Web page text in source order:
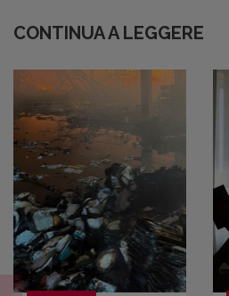
CONTINUA A LEGGERE